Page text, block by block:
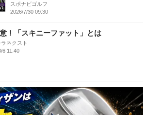
スポナビゴルフ
2026/7/30 09:30
！「スキニーファット」とは
ネクスト
6 11:40